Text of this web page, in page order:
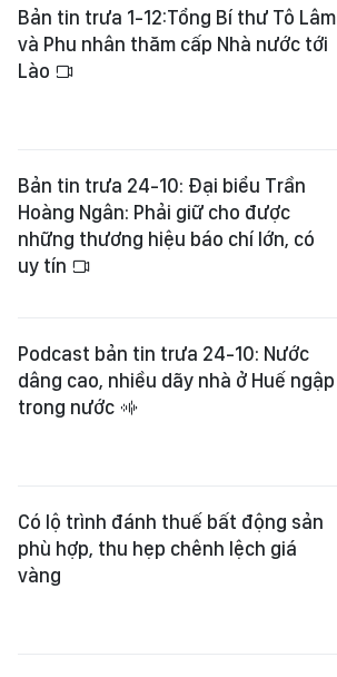
Bản tin trưa 1-12:Tổng Bí thư Tô Lâm
và Phu nhân thăm cấp Nhà nước tới
Lào
Bản tin trưa 24-10: Đại biểu Trần
Hoàng Ngân: Phải giữ cho được
những thương hiệu báo chí lớn, có
uy tín
Podcast bản tin trưa 24-10: Nước
dâng cao, nhiều dãy nhà ở Huế ngập
trong nước
Có lộ trình đánh thuế bất động sản
phù hợp, thu hẹp chênh lệch giá
vàng